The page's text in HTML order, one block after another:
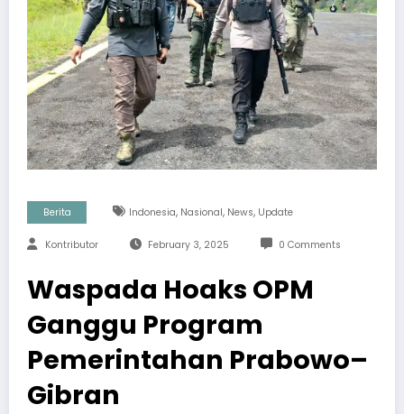
Berita Indonesia, Nasional, News, Update
Kontributor February 3, 2025 0 Comments
Waspada Hoaks OPM
Ganggu Program
Pemerintahan Prabowo–
Gibran